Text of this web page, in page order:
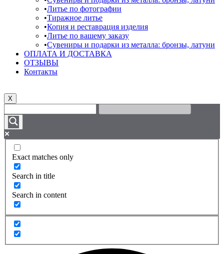
Литье по фотографии
Тиражное литье
Копия и реставрация изделия
Литье по вашему заказу
Сувениры и подарки из металла: бронзы, латуни
ОПЛАТА И ДОСТАВКА
ОТЗЫВЫ
Контакты
X
Exact matches only
Search in title
Search in content